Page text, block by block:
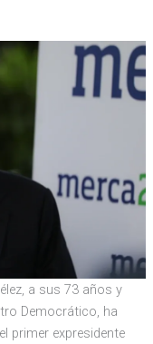
a sus 73 años y
Democrático, ha
primer expresidente